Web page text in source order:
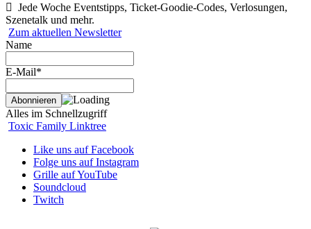
Jede Woche Eventstipps, Ticket-Goodie-Codes, Verlosungen,
Szenetalk und mehr.
Zum aktuellen Newsletter
Name
E-Mail*
Alles im Schnellzugriff
Toxic Family Linktree
Like uns auf Facebook
Folge uns auf Instagram
Grille auf YouTube
Soundcloud
Twitch